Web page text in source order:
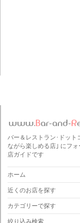
バー＆レストラン･ドット
ながら楽しめる店｣ にフ
店ガイドです
ホーム
近くのお店を探す
カテゴリーで探す
絞り込み検索